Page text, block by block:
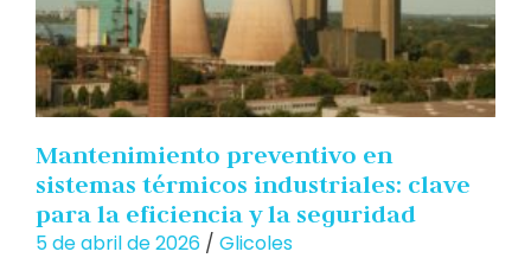
Mantenimiento preventivo en
sistemas térmicos industriales: clave
para la eficiencia y la seguridad
5 de abril de 2026 / Glicoles